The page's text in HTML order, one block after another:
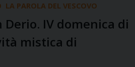
LA PAROLA DEL VESCOVO
IV domenica di
mistica di